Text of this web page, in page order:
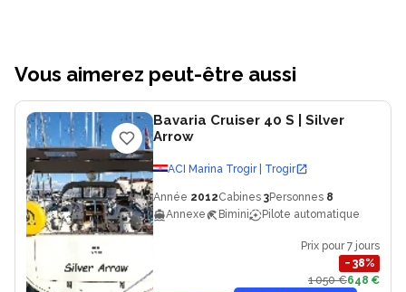
Vous aimerez peut-être aussi
Bavaria Cruiser 40 S | Silver
Arrow
ACI Marina Trogir | Trogir
Année 2012Cabines 3Personnes 8
Annexe
Bimini Pilote automatique
Prix pour 7 jours
− 38%
1 050 €648 €